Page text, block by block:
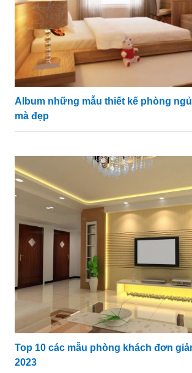
Album những mẫu thiết kế phòng
mà đẹp
Top 10 các mẫu phòng khách đơn
2023